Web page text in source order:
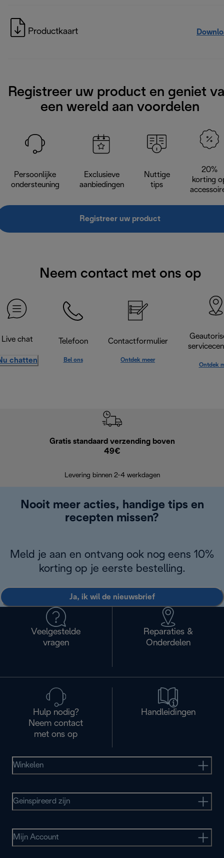
Productkaart
Registreer uw product en geniet
een wereld aan voordelen
Persoonlijke
ondersteuning
Exclusieve
aanbiedingen
Nuttige
tips
20%
korting
Registreer uw product
Neem contact met ons op
Live chat
chatten
Telefoon
Bel ons
Contactformulier
Ontdek meer
Ontdek
Gratis standaard verzending boven
49€
Levering binnen 2-4 werkdagen
Nooit meer acties, handige tips en
recepten missen?
Meld je aan en ontvang ook nog eens 10%
korting op je eerste bestelling.
Ja, ik wil de nieuwsbrief
Veelgestelde
vragen
Reparaties &
Onderdelen
Hulp nodig?
Neem contact
met ons op
Handleidingen
Winkelen
Geinspireerd zijn
Mijn Account